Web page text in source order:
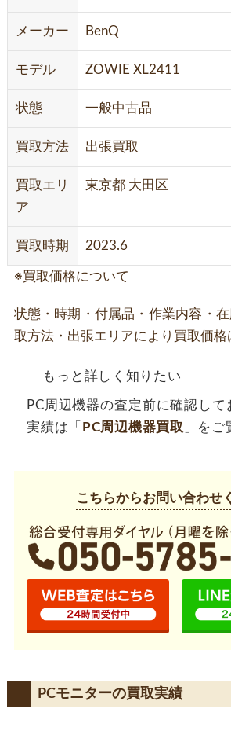
メーカー BenQ
モデル ZOWIE XL2411
状態 一般中古品
買取方法 出張買取
買取エリ
ア
東京都 大田区
買取時期 2023.6
※買取価格について
状態・時期・付属品・作業内容・
取方法・出張エリアにより買取価格
もっと詳しく知りたい
PC周辺機器の査定前に確認して
実績は「 PC周辺機器買取 」をご
こちらからお問い合わせ
PCモニターの買取実績